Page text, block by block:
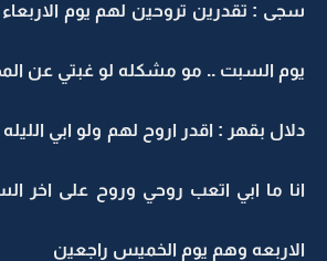
سجى : تقدرين تروحين لهم يوم
يوم السبت .. مو مشكله لو غبتي عن
دلال بقهر : اقدر اروح لهم ولو ابي
انا ما ابي اتعب روحي وروح على اخر
الاربعه وهم يوم الخميس راجعين